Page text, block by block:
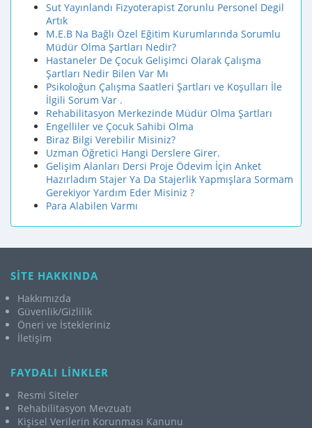
Sut Yayınlandı Fizyoterapist Zorunlu Personel Degil
Artık
M.E.B Na Bağlı Özel Eğitim Kurumlarında Sorumlu
Müdür Olma Şartları Nedir?
Hastaneler De Çocuk Gelişimci Olarak Çalışma
Şartları Nedir Bilen Var Mı
Psikoloğun Çalışma Saatleri Şartları ve Koşulları İle
İlgili Sorum Var .
Rehabilitasyon Merkezinde Müdür Olma Şartları
Engelliler ve Çocuk Sahibi Olma
Biraz Bilgi Verebilir Misiniz?
Uzman Öğretici Hangi Derslere Girer.
Gelişim Alanları Dersi Proje Ödevim İçin Anket
Hazırladım Stajer Ya Da Stajerlik Yapmışlara Sormam
Gerekiyor Yardım Eder Misiniz ?
Para Alabilen Varmı
SİTE HAKKINDA
Hakkımızda
Güvenlik/Gizlilik
Öneri ve İstekleriniz
İletişim
FAYDALI LİNKLER
Resmi Siteler
Rehabilitasyon Mevzuatı
Kişisel Verilerin Korunması Kanunu